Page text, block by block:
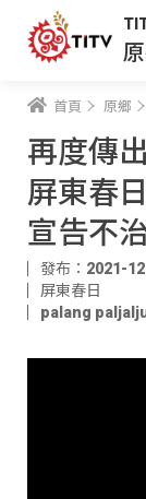
首頁 原鄉
再度傳
屏東春
宣告不
發布：2021-
屏東春日
palang